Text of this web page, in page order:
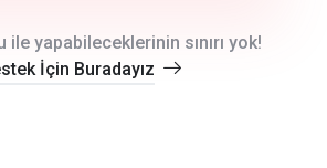
ile yapabileceklerinin sınırı yok!
İçin Buradayız